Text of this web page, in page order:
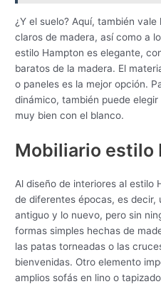
¿Y el suelo? Aquí, también
claros de madera, así como a
estilo Hampton es elegante,
baratos de la madera. El
o paneles es la mejor opción.
dinámico, también puede
muy bien con el blanco.
Mobiliario estilo
Al diseño de interiores al estilo
de diferentes épocas, es
antiguo y lo nuevo, pero sin
formas simples hechas de
las patas torneadas o las
bienvenidas. Otro elemento
amplios sofás en lino o